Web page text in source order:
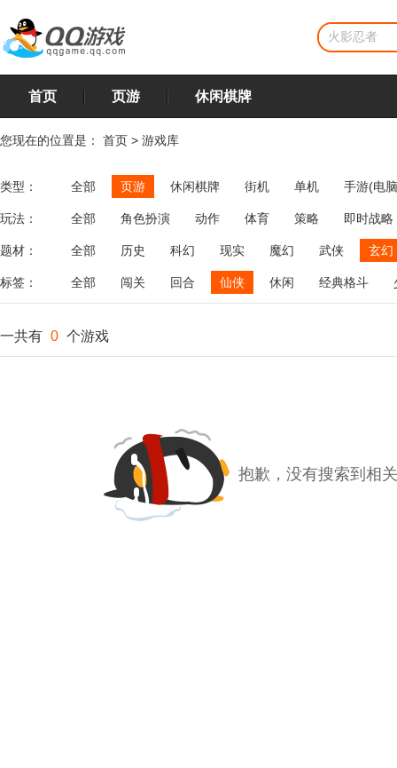
首页 页游 休闲棋牌
您现在的位置是： 首页 > 游戏库
类型： 全部 页游 休闲棋牌 街机 单机 手游(电
玩法： 全部 角色扮演 动作 体育 策略
即时战略
飞行
恋爱 第三人称射击 棋类 牌类 麻将
题材： 全部 历史 科幻 现实 魔幻 武侠 玄幻
标签： 全部 闯关 回合 仙侠 休闲 经典格斗
一共有 0 个游戏
抱歉，没有搜索到相